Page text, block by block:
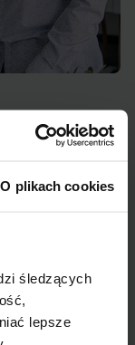
O plikach cookies
śledzących
lepsze
(przy pracy